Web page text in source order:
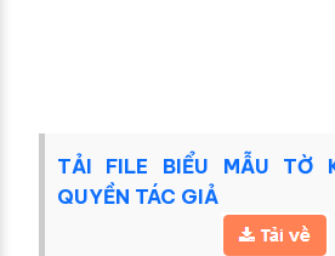
TẢI FILE BIỂU MẪU TỜ
QUYỀN TÁC GIẢ